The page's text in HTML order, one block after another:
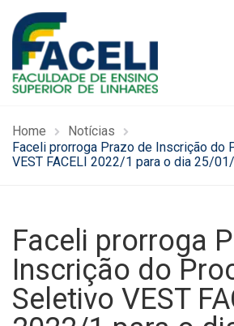
Home
Notícias
Faceli prorroga Prazo de Inscrição do
VEST FACELI 2022/1 para o dia 25/
Faceli prorroga
Inscrição do
Seletivo VEST